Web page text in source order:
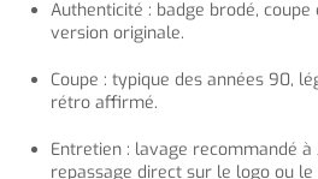
Authenticité : badge brodé,
version originale.
Coupe : typique des années 90,
rétro affirmé.
Entretien : lavage recommandé à
repassage direct sur le logo ou le